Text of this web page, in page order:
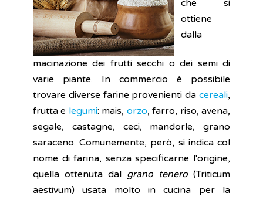
che si
ottiene
dalla
macinazione dei frutti secchi o dei semi di
varie piante. In commercio è possibile
trovare diverse farine provenienti da cereali,
frutta e legumi: mais, orzo, farro, riso, avena,
segale, castagne, ceci, mandorle, grano
saraceno. Comunemente, però, si indica col
nome di farina, senza specificarne l'origine,
quella ottenuta dal grano tenero(Triticum
aestivum) usata molto in cucina per la